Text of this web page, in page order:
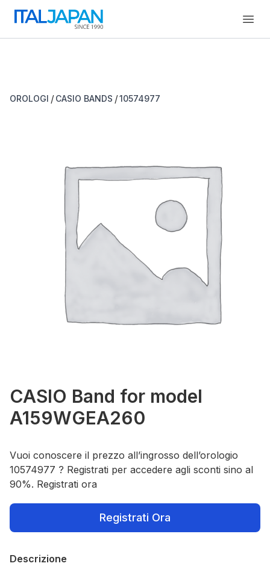
OROLOGI / CASIO BANDS /10574977
CASIO Band for model
A159WGEA260
Vuoi conoscere il prezzo all’ingrosso dell’orologio
10574977 ? Registrati per accedere agli sconti sino al
90%. Registrati ora
Registrati Ora
Descrizione